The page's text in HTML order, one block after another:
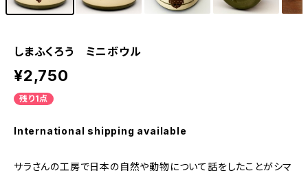
しまふくろう ミニボウル
¥2,750
残り1点
International shipping available
サラさんの工房で日本の自然や動物について話をしたことがシマ